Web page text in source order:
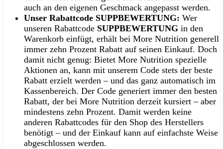
auch an den eigenen Geschmack angepasst werden.
Unser Rabattcode SUPPBEWERTUNG: Wer
unseren Rabattcode SUPPBEWERTUNG in den
Warenkorb einfügt, erhält bei More Nutrition generell
immer zehn Prozent Rabatt auf seinen Einkauf. Doch
damit nicht genug: Bietet More Nutrition spezielle
Aktionen an, kann mit unserem Code stets der beste
Rabatt erzielt werden – und das ganz automatisch im
Kassenbereich. Der Code generiert immer den besten
Rabatt, der bei More Nutrition derzeit kursiert – aber
mindestens zehn Prozent. Damit werden keine
anderen Rabattcodes für den Shop des Herstellers
benötigt – und der Einkauf kann auf einfachste Weise
abgeschlossen werden.